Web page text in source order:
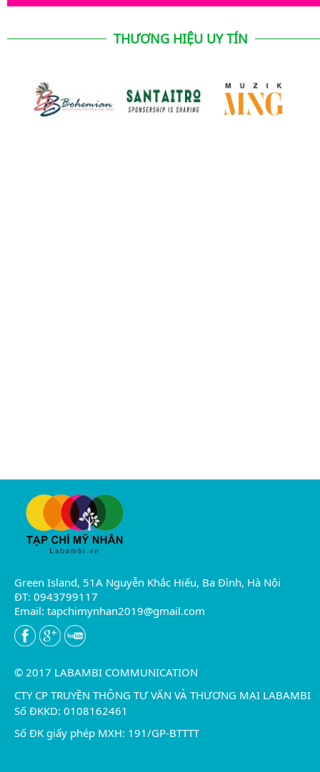
THƯƠNG HIỆU UY TÍN
Green Island, 51A Nguyễn Khắc Hiếu, Ba Đình, Hà Nội
ĐT: 0943799117
Email: tapchimynhan2019@gmail.com
© 2017 LABAMBI COMMUNICATION
CTY CP TRUYỀN THÔNG TƯ VẤN VÀ THƯƠNG MẠI LABAMBI
Số ĐKKD: 0108162461
Số ĐK giấy phép MXH: 191/GP-BTTTT